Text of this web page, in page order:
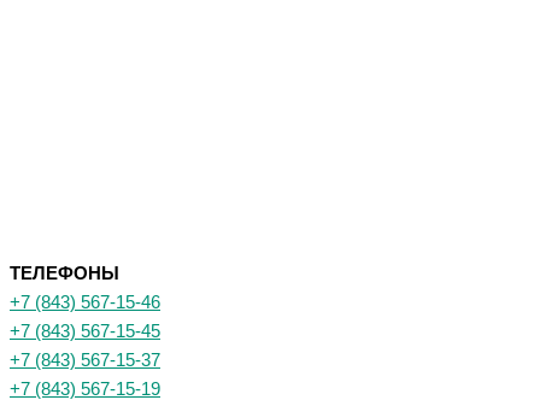
ТЕЛЕФОНЫ
+7 (843) 567-15-46
+7 (843) 567-15-45
+7 (843) 567-15-37
+7 (843) 567-15-19